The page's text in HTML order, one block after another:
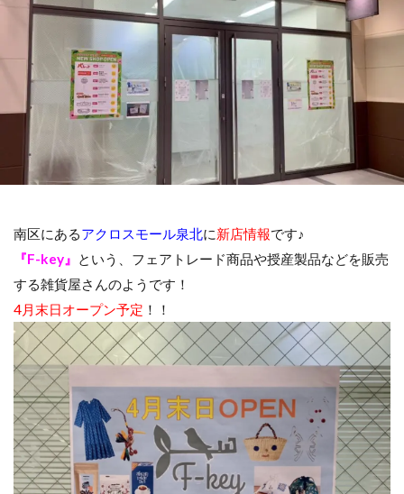
南区にあるアクロスモール泉北に新店情報です♪
『F-key』
という、フェアトレード商品や授産製品などを販売
する雑貨屋さんのようです！
4月末日オープン予定 ！！